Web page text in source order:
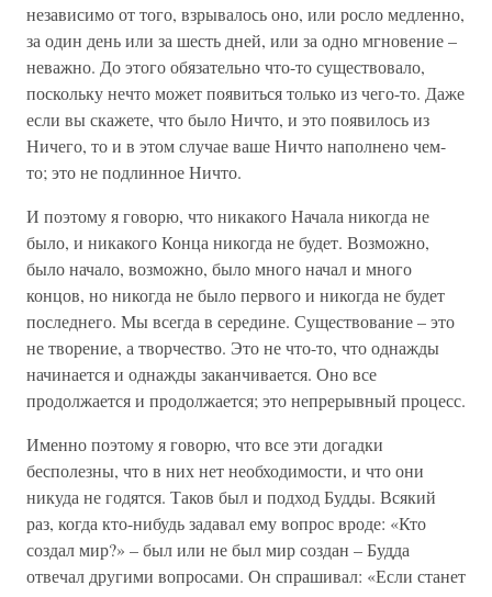
независимо от того, взрывалось оно, или росло медленно,
за один день или за шесть дней, или за одно мгновение –
неважно. До этого обязательно что-то существовало,
поскольку нечто может появиться только из чего-то. Даже
если вы скажете, что было Ничто, и это появилось из
Ничего, то и в этом случае ваше Ничто наполнено чем-
то; это не подлинное Ничто.
И поэтому я говорю, что никакого Начала никогда не
было, и никакого Конца никогда не будет. Возможно,
было начало, возможно, было много начал и много
концов, но никогда не было первого и никогда не будет
последнего. Мы всегда в середине. Существование – это
не творение, а творчество. Это не что-то, что однажды
начинается и однажды заканчивается. Оно все
продолжается и продолжается; это непрерывный процесс.
Именно поэтому я говорю, что все эти догадки
бесполезны, что в них нет необходимости, и что они
никуда не годятся. Таков был и подход Будды. Всякий
раз, когда кто-нибудь задавал ему вопрос вроде: «Кто
создал мир?» – был или не был мир создан – Будда
отвечал другими вопросами. Он спрашивал: «Если станет